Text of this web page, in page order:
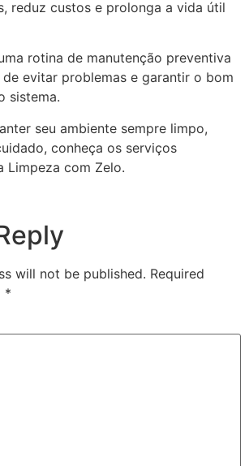
reduz custos e prolonga a vida útil
rotina de manutenção preventiva
evitar problemas e garantir o bom
sistema.
seu ambiente sempre limpo,
conheça os serviços
Limpeza com Zelo.
will not be published. Required
*